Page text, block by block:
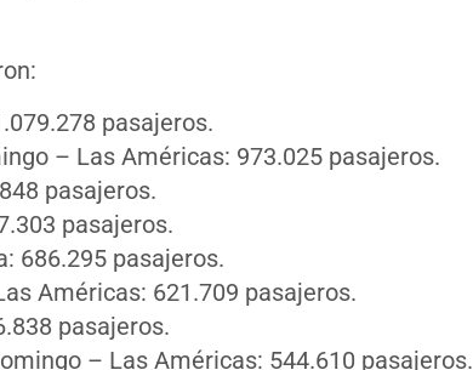
pasajeros.
– Las Américas: 973.025 pasajeros.
pasajeros.
pasajeros.
686.295 pasajeros.
Américas: 621.709 pasajeros.
pasajeros.
– Las Américas: 544.610 pasajeros.